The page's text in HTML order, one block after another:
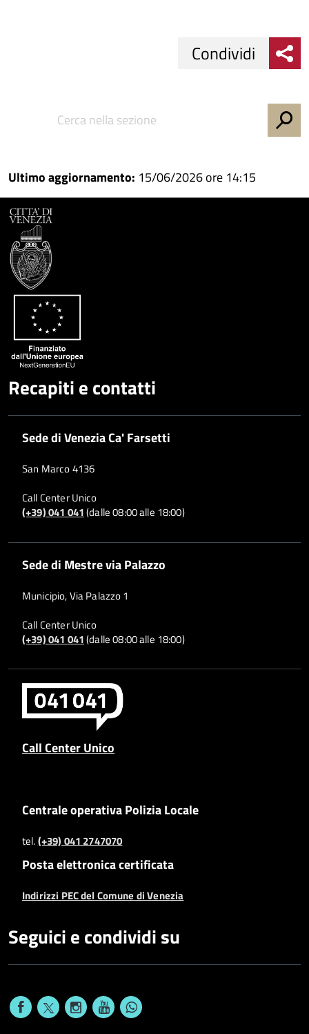
Condividi
Twitter
su
Condividi
Condividi
Ultimo aggiornamento: 15/06/2026 ore 14:15
Recapiti e contatti
Sede di Venezia Ca' Farsetti
San Marco 4136
Call Center Unico
(+39) 041 041(dalle 08:00 alle 18:00)
Sede di Mestre via Palazzo
Municipio, Via Palazzo 1
Call Center Unico
(+39) 041 041(dalle 08:00 alle 18:00)
Call Center Unico
Centrale operativa Polizia Locale
tel.(+39) 041 2747070
Posta elettronica certificata
Indirizzi PEC del Comune di Venezia
Seguici e condividi su